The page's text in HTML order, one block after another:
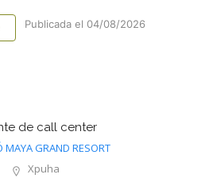
Publicada el 04/08/2026
de call center
MAYA GRAND RESORT
Xpuha